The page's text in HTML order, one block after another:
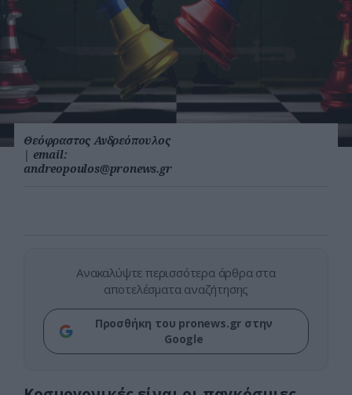
Θεόφραστος Ανδρεόπουλος
| email:
andreopoulos@pronews.gr
Ανακαλύψτε περισσότερα άρθρα στα
αποτελέσματα αναζήτησης
Προσθήκη του pronews.gr στην
Google